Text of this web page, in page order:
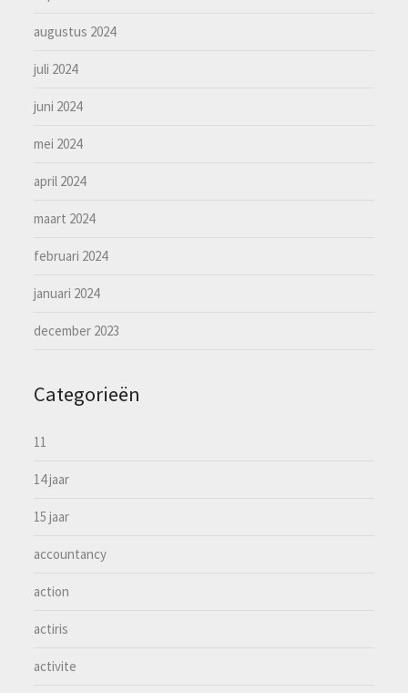
augustus 2024
juli 2024
juni 2024
mei 2024
april 2024
maart 2024
februari 2024
januari 2024
december 2023
Categorieën
11
14 jaar
15 jaar
accountancy
action
actiris
activite